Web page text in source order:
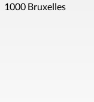
1000 Bruxelles